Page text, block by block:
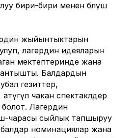
бири-бири менен бөлүшө
жыйынтыктарын
лагердин идеяларын
мектептеринде жана
Балдардын
гезиттер,
чакан спектаклдер
болот. Лагердин
чарасы сыйлык тапшыруу
номинациялар жана